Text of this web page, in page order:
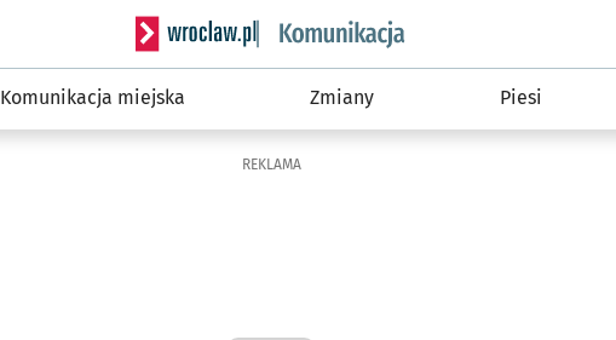
Serwis informacyjny wroclaw.pl podserwis: Komunikacja
Komunikacja miejska Zmiany Piesi
REKLAMA